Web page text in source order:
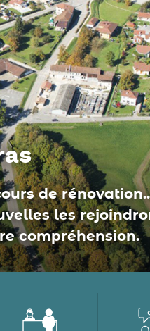
de
les
compréhension.